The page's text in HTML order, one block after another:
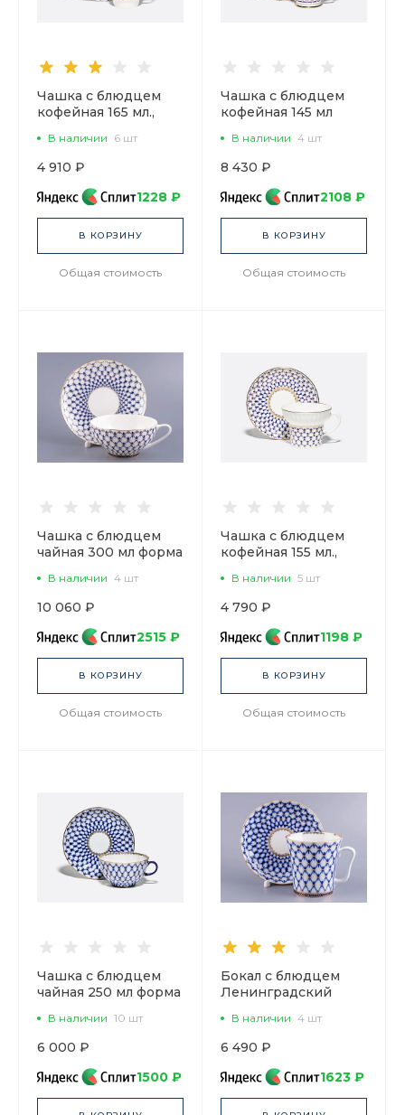
Чашка с блюдцем
кофейная 165 мл.,
рисунок Кобальтовая
сетка арт.
81.14574.00.1
В наличии 6 шт
4 910 ₽
1228 ₽
В КОРЗИНУ
Общая стоимость
Чашка с блюдцем
кофейная 145 мл
рисунок Кобальтовая
сетка арт.
81.20119.00.1
В наличии 4 шт
8 430 ₽
2108 ₽
В КОРЗИНУ
Общая стоимость
Чашка с блюдцем
чайная 300 мл форма
Кобальтовая сетка
арт. 81.18456.00.1
В наличии 4 шт
10 060 ₽
2515 ₽
В КОРЗИНУ
Общая стоимость
Чашка с блюдцем
кофейная 155 мл.,
рисунок Кобальтовая
сетка арт.
81.14575.00.1
В наличии 5 шт
4 790 ₽
1198 ₽
В КОРЗИНУ
Общая стоимость
Чашка с блюдцем
чайная 250 мл форма
Кобальтовая сетка
арт. 81.10105.00.1
В наличии 10 шт
6 000 ₽
1500 ₽
Бокал с блюдцем
Ленинградский
360 мл арт.
81.13955.00.1
В наличии 4 шт
6 490 ₽
1623 ₽